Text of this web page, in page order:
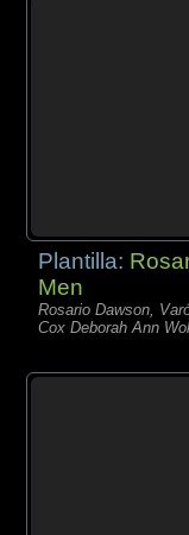
Plantilla:
Men
Rosario Dawson,
Cox Deborah Ann